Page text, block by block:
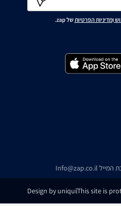
ומדיניות הפרטיותשל zap.
המייל Info@zap.co.il
This site is
Design by uniqui